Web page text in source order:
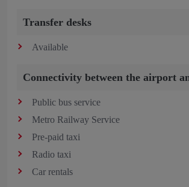
Transfer desks
Available
Connectivity between the airport
Public bus service
Metro Railway Service
Pre-paid taxi
Radio taxi
Car rentals